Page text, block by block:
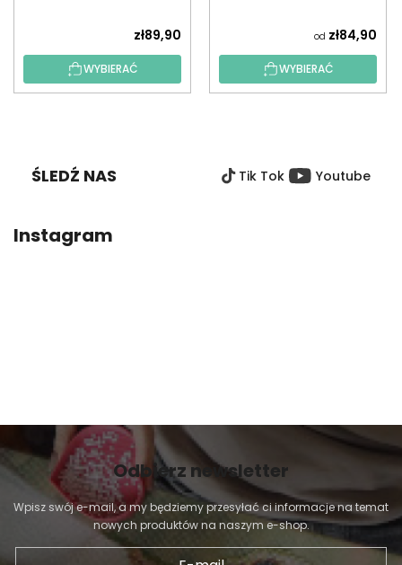
zł89,90
WYBIERAĆ
od zł84,90
WYBIERAĆ
ŚLEDŹ NAS Tik Tok Youtube
Instagram
Odbierz newsletter
Wpisz swój e-mail, a my będziemy przesyłać ci informacje na temat
nowych produktów na naszym e-shop.